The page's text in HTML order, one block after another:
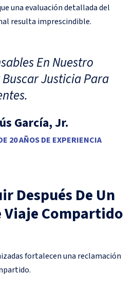
una evaluación detallada del
resulta imprescindible.
En Nuestro
Justicia Para
García, Jr.
20 AÑOS DE EXPERIENCIA
Después De Un
Viaje Compartido
fortalecen una reclamación